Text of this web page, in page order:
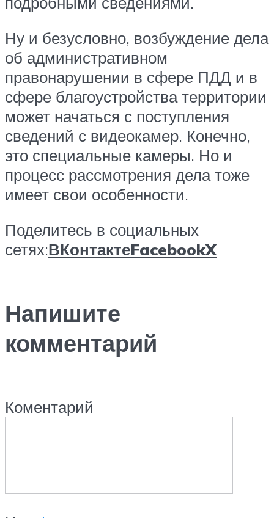
Ну и безусловно, возбуждение дела
об административном
правонарушении в сфере ПДД и в
сфере благоустройства территории
может начаться с поступления
сведений с видеокамер. Конечно,
это специальные камеры. Но и
процесс рассмотрения дела тоже
имеет свои особенности.
Поделитесь в социальных
сетях:ВКонтактеFacebookX
Напишите
комментарий
Коментарий